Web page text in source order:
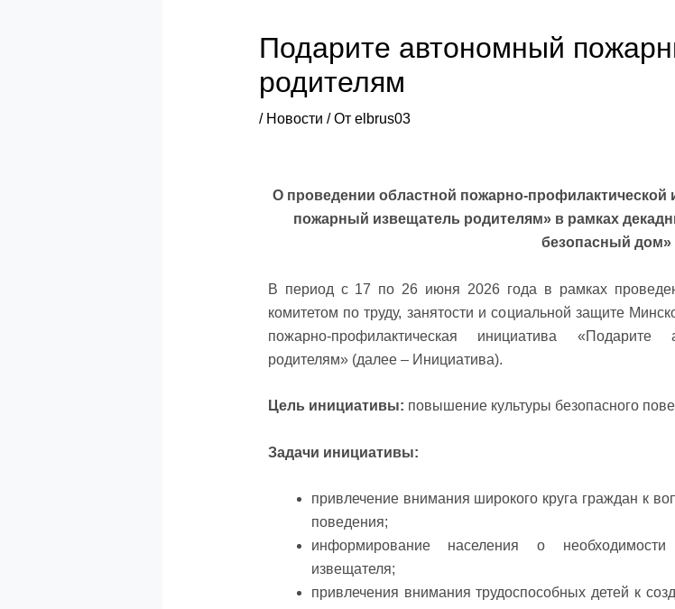
Подарите автономный
родителям
/ Новости / От elbrus03
О проведении областной пожарно-
пожарный извещатель родителям» в рамках
безопасный дом»
В период с 17 по 26 июня 2026 года в рамках
комитетом по труду, занятости и социальной защите
пожарно-профилактическая инициатива
родителям» (далее – Инициатива).
Цель инициативы: повышение культуры безопасного
Задачи инициативы:
привлечение внимания широкого круга граждан к
поведения;
информирование населения о необходимости
извещателя;
привлечения внимания трудоспособных детей к